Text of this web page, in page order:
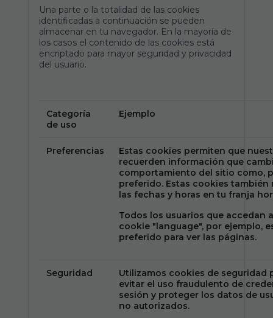
Una parte o la totalidad de las cookies
identificadas a continuación se pueden
almacenar en tu navegador. En la mayoría de
los casos el contenido de las cookies está
encriptado para mayor seguridad y privacidad
del usuario.
Categoría
de uso
Ejemplo
Preferencias
Estas cookies permiten que
recuerden información que
comportamiento del sitio como,
preferido. Estas cookies
las fechas y horas en tu franja
Todos los usuarios que accedan
cookie "language", por ejemplo,
preferido para ver las páginas.
Seguridad
Utilizamos cookies de seguridad
evitar el uso fraudulento de
sesión y proteger los datos de
no autorizados.